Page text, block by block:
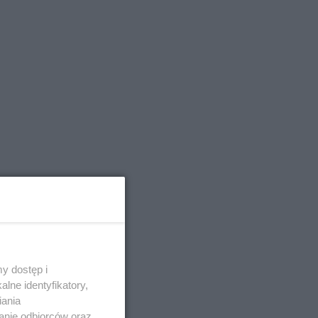
dostęp i
identyfikatory,